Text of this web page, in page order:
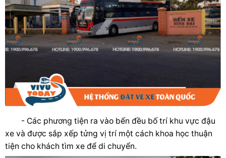
- Các phương tiện ra vào bến đều bố trí khu vực đậu
xe và được sắp xếp tửng vị trí một cách khoa học thuận
tiện cho khách tìm xe để di chuyển.